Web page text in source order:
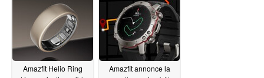
Amazfit Helio Ring
Amazfit annonce la